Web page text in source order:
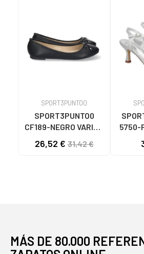
SPORT3PUNTO0
SPORT3PUNTO0
CF189-NEGRO VARIOS
26,52 €31,42 €
5750-
MÁS DE 80.000